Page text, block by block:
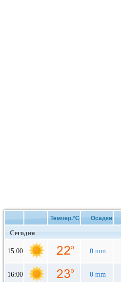
Темпер.°C Осадки
Сегодня
15:00 0 mm
16:00 0 mm